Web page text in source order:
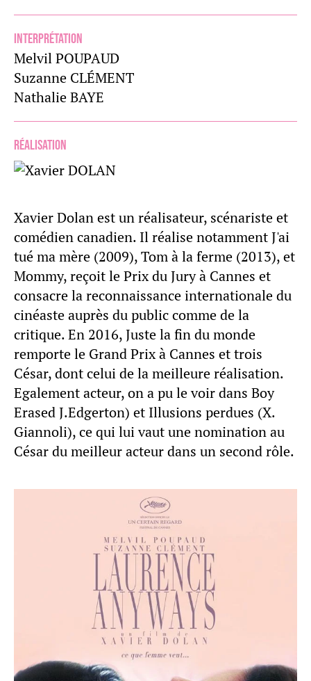
Interprétation
Melvil POUPAUD
Suzanne CLÉMENT
Nathalie BAYE
Réalisation
Xavier Dolan est un réalisateur, scénariste et
comédien canadien. Il réalise notamment J'ai
tué ma mère (2009), Tom à la ferme (2013), et
Mommy, reçoit le Prix du Jury à Cannes et
consacre la reconnaissance internationale du
cinéaste auprès du public comme de la
critique. En 2016, Juste la fin du monde
remporte le Grand Prix à Cannes et trois
César, dont celui de la meilleure réalisation.
Egalement acteur, on a pu le voir dans Boy
Erased J.Edgerton) et Illusions perdues (X.
Giannoli), ce qui lui vaut une nomination au
César du meilleur acteur dans un second rôle.